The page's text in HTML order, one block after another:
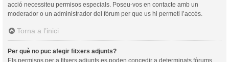
acció necessiteu permisos especials. Poseu-vos en contacte amb un
moderador o un administrador del fòrum per que us hi permeti l’accés.
Torna a l’inici
Per què no puc afegir fitxers adjunts?
Els permisos per a fitxers adjunts es poden concedir a determinats fòrums,